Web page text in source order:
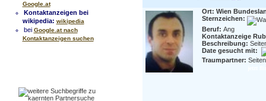
Google.at
Kontaktanzeigen bei
wikipedia: wikipedia
bei Google.at nach
Kontaktanzeigen suchen
Ort: Wien
Sternzeichen:
Beruf: Ang
Kontaktanzeige
Beschreibung:
Date gesucht mit:
Traumpartner: